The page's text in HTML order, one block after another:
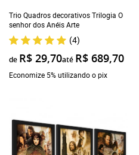
Trio Quadros decorativos Trilogia O
senhor dos Anéis Arte
(4)
de R$ 29,70até R$ 689,70
Economize 5% utilizando o pix